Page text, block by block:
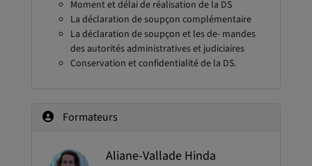
Moment et délai de réalisation de la DS
La déclaration de soupçon complémentaire
La déclaration de soupçon et les de- mandes
des autorités administratives et judiciaires
Conservation et confidentialité de la DS.
Formateurs
Aliane-Vallade Hinda